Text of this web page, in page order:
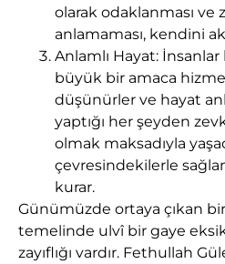
olarak odaklanması ve
anlamaması, kendini
Anlamlı Hayat:
büyük bir amaca
düşünürler ve hayat
yaptığı her şeyden
olmak maksadıyla
çevresindekilerle
kurar.
Günümüzde ortaya çıkan
temelinde ulvî bir gaye
zayıflığı vardır. Fethullah